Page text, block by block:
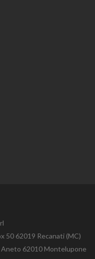
50 62019 Recanati (MC)
Aneto 62010 Montelupone